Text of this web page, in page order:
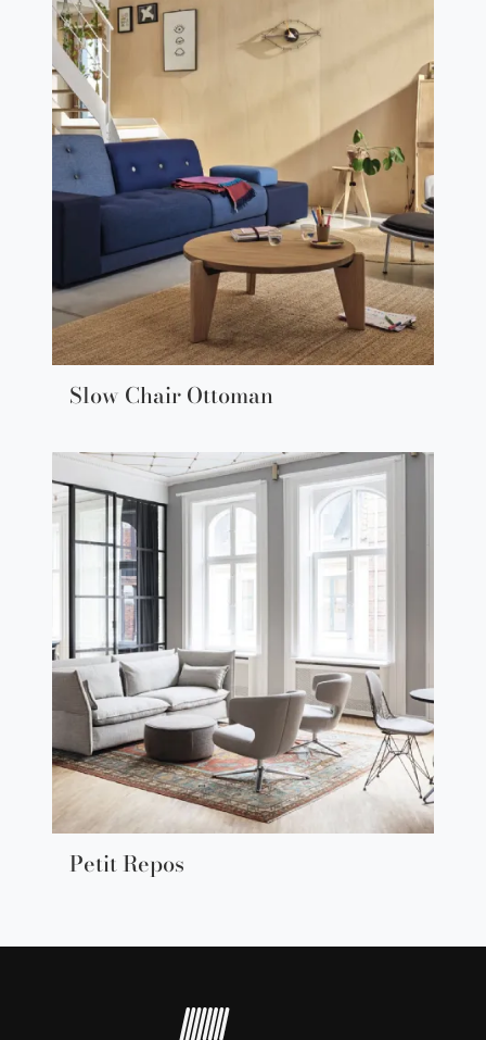
Slow Chair Ottoman
Petit Repos